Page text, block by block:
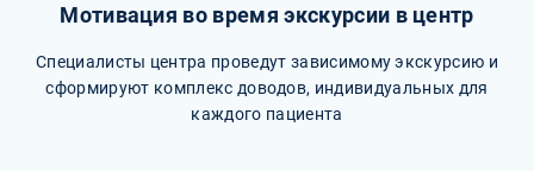
Мотивация во время экскурсии в центр
Специалисты центра проведут зависимому экскурсию и
сформируют комплекс доводов, индивидуальных для
каждого пациента